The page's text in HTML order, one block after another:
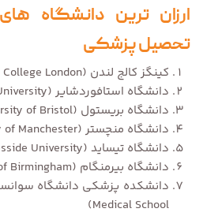
ارزان ترین دانشگاه
تحصیل پزشکی
کینگز کالج لندن (King’s College London)
دانشگاه استافوردشایر (Staffordshire University)
دانشگاه بریستول (The University of Bristol)
دانشگاه منچستر (The University of Manchester)
دانشگاه تیساید (Teesside University)
دانشگاه بیرمنگام (The University of Birmingham)
Medical School)